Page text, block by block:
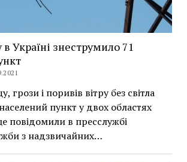
Україні знеструмило 71
грози і поривів вітру без світла
пункт у двох областях
повідомили в пресслужбі
з надзвичайних…